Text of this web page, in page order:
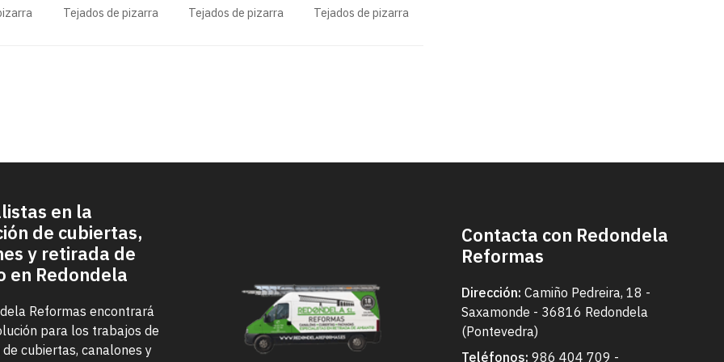
excelente opción
para su tejado?
Tejados de pizarra
cubierta de
pizarra en tu
Tejados de pizarra
características
principales
Tejados de pizarra
en la
de cubiertas,
y retirada de
en Redondela
Reformas encontrará
para los trabajos de
cubiertas, canalones y
Contacta con Redondela
Reformas
Dirección: Camiño Pedreira, 18 -
Saxamonde - 36816 Redondela
(Pontevedra)
Teléfonos: 986 404 709 -